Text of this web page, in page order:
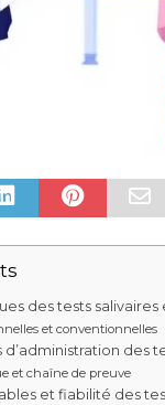
des tests
et conventionnelles
des
et chaîne de preuve
et fiabilité des